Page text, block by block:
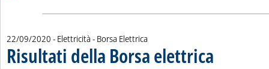
22/09/2020 - Elettricità - Borsa Elettrica
Risultati della Borsa elettrica